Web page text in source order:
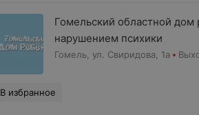
Гомельский областной
нарушением психики
Гомель, ул. Свиридова, 1а
В избранное